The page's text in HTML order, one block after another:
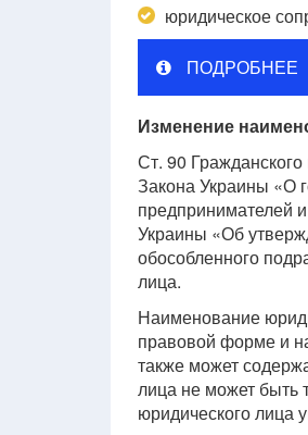
юридическое
ПОДРОБНЕЕ
Изменение
Ст. 90
Закона Украины «О
предпринимателей
Украины «Об
обособленного
лица.
Наименование
правовой форме и
также может
лица не может быть
юридического лица